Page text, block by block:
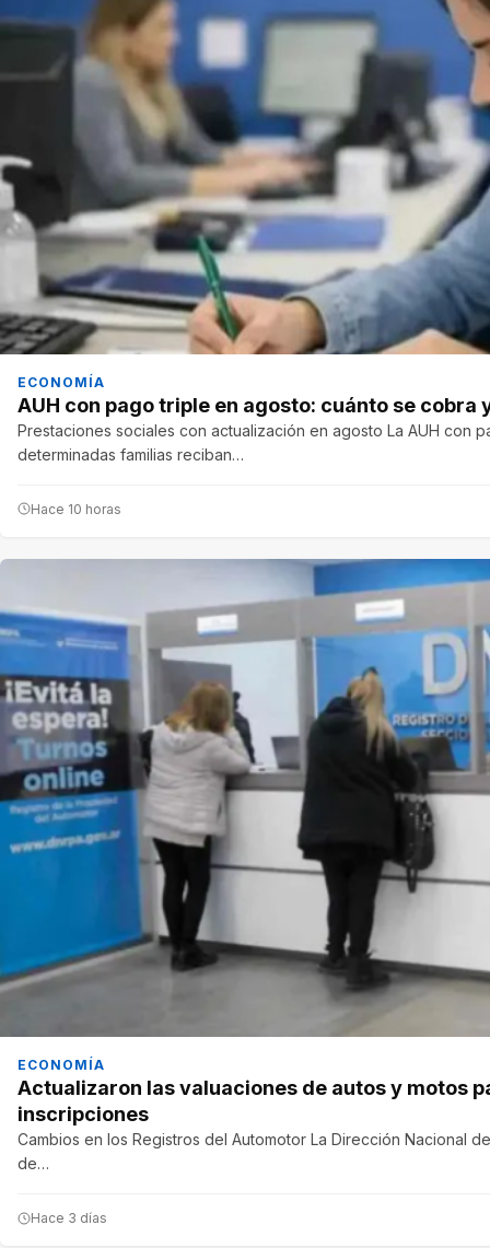
ECONOMÍA
AUH con pago triple en agosto: cuánto se cobra
Prestaciones sociales con actualización en agosto La AUH con
determinadas familias reciban…
Hace 10 horas
ECONOMÍA
Actualizaron las valuaciones de autos y motos
inscripciones
Cambios en los Registros del Automotor La Dirección Nacional
de…
Hace 3 días